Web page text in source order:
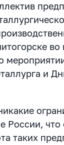
во
и
России,
таких